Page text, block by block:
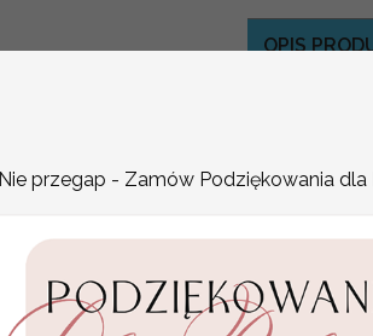
OPIS
Szukacie
gosci na
będzie
idealny
oryginalna
Nawet
weselnych
Nie przegap - Zamów Podziękowania